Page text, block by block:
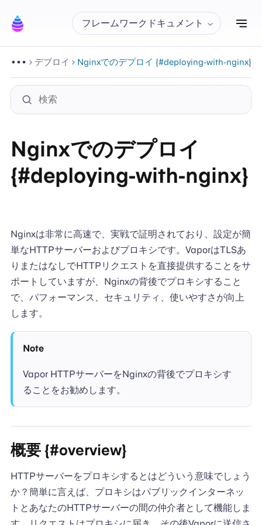
フレームワークドキュメント ナ
デプロイ Nginxでのデプロイ {#deploying-with-nginx}
Nginxでのデプロイ
{#deploying-with-nginx}
Nginxは非常に高速で、実戦で証明されており、設定が簡
単なHTTPサーバーおよびプロキシです。VaporはTLSあ
りまたはなしでHTTPリクエストを直接提供することをサ
ポートしていますが、Nginxの背後でプロキシすること
で、パフォーマンス、セキュリティ、使いやすさが向上
します。
Note
Vapor HTTPサーバーをNginxの背後でプロキシす
ることをお勧めします。
概要 {#overview}
HTTPサーバーをプロキシするとはどういう意味でしょう
か？簡単に言えば、プロキシはパブリックインターネッ
トとあなたのHTTPサーバーの間の仲介者として機能しま